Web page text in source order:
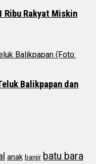
Ribu Rakyat Miskin
Balikpapan dan
anak banjir batu bara